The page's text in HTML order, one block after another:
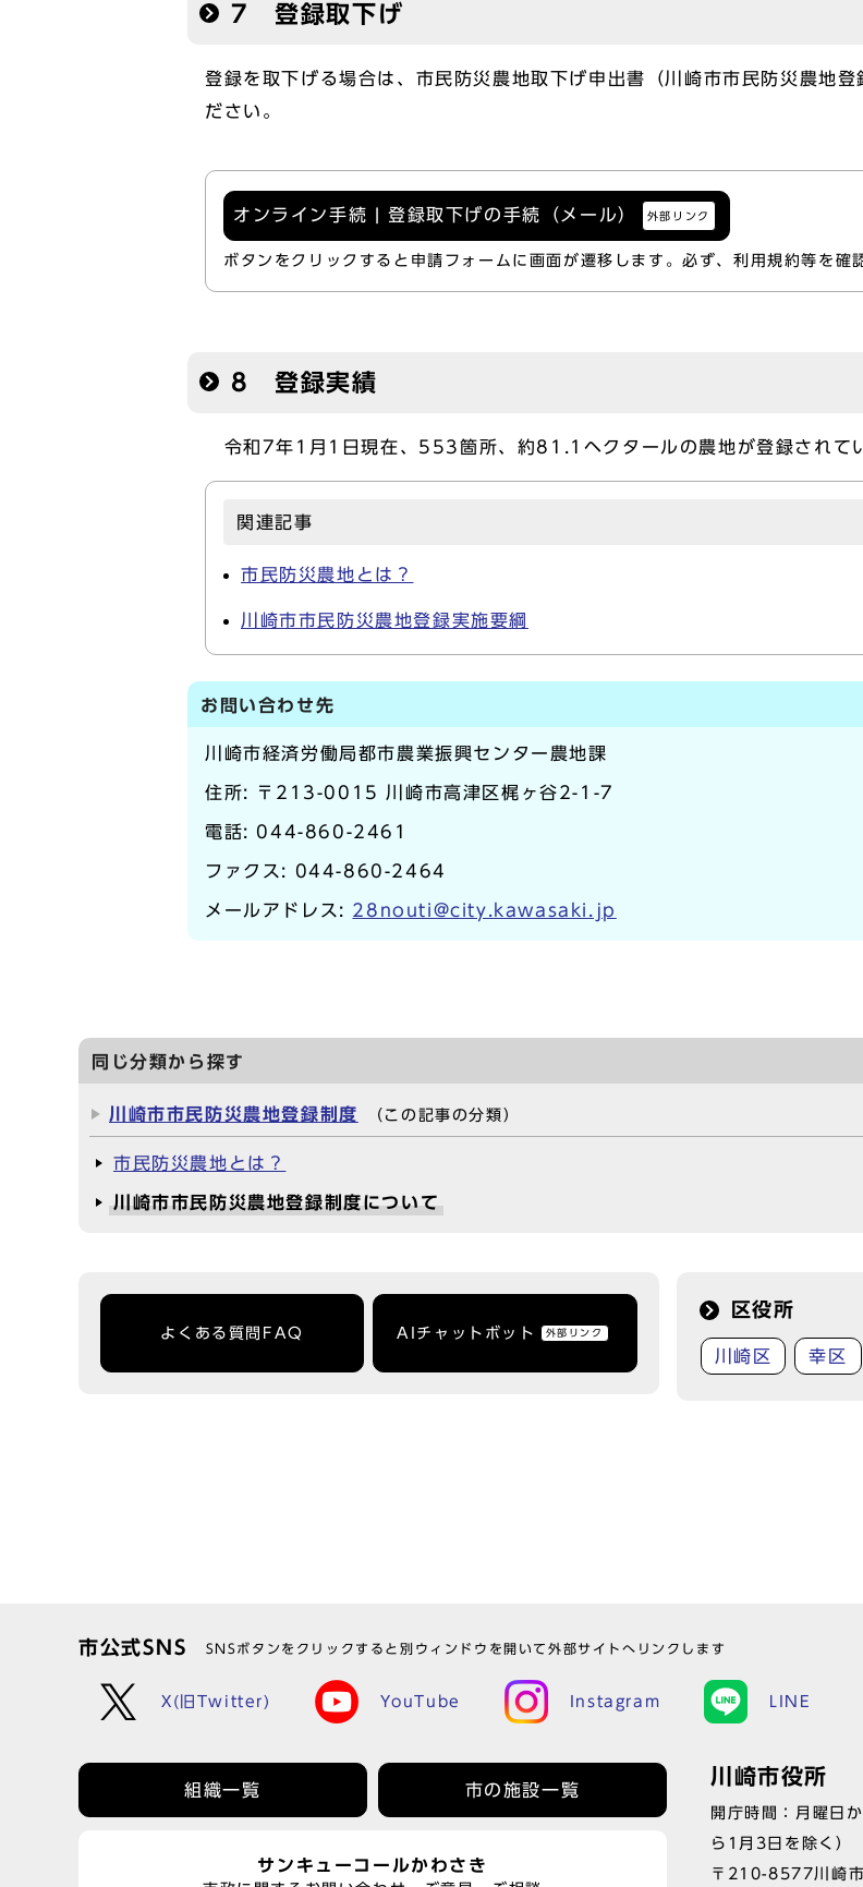
7 登録取下げ
登録を取下げる場合は、市民防災農地取下げ申出書（川崎市市民防災農地
ださい。
オンライン手続 | 登録取下げの手続（メール） 外部リンク
ボタンをクリックすると申請フォームに画面が遷移します。必ず、利用規約等を確
8 登録実績
令和7年1月1日現在、553箇所、約81.1ヘクタールの農地が登録されて
関連記事
市民防災農地とは？
川崎市市民防災農地登録実施要綱
お問い合わせ先
川崎市経済労働局都市農業振興センター農地課
住所: 〒213-0015 川崎市高津区梶ヶ谷2-1-7
電話: 044-860-2461
ファクス: 044-860-2464
メールアドレス: 28nouti@city.kawasaki.jp
同じ分類から探す
川崎市市民防災農地登録制度 （この記事の分類）
市民防災農地とは？
川崎市市民防災農地登録制度について
よくある質問FAQ AIチャットボット 外部リンク
区役所
川崎区 幸区
市公式SNS SNSボタンをクリックすると別ウィンドウを開いて外部サイトへリンクします
X(旧Twitter) YouTube Instagram LINE
組織一覧 市の施設一覧
サンキューコールかわさき
川崎市役所
開庁時間：月曜日
ら1月3日を除く）
〒210-8577川崎